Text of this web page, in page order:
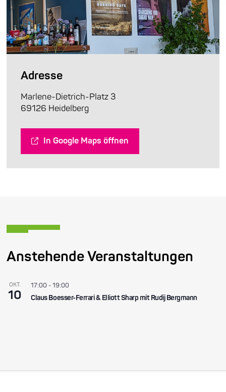
Adresse
Marlene-Dietrich-Platz 3
69126 Heidelberg
In Google Maps öffnen
Anstehende Veranstaltungen
OKT.
10
17:00 -19:00
Claus Boesser-Ferrari & Elliott Sharp mit Rudij Bergmann